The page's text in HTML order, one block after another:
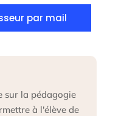
par mail
sur la pédagogie
à l'élève de